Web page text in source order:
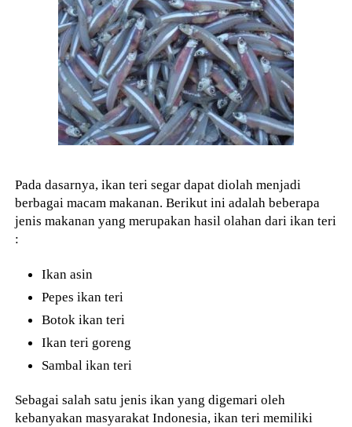
Pada dasarnya, ikan teri segar dapat diolah menjadi
berbagai macam makanan. Berikut ini adalah beberapa
jenis makanan yang merupakan hasil olahan dari ikan teri
:
Ikan asin
Pepes ikan teri
Botok ikan teri
Ikan teri goreng
Sambal ikan teri
Sebagai salah satu jenis ikan yang digemari oleh
kebanyakan masyarakat Indonesia, ikan teri memiliki